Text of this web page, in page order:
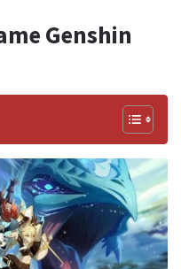
Genshin